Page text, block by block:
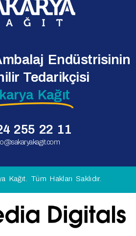
Endüstrisinin
Tedarikçisi
Kağıt
255 22 11
Tüm Hakları Saklıdır.